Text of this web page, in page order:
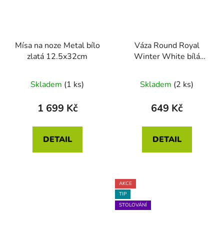
Mísa na noze Metal bílo
zlatá 12.5x32cm
Skladem (1 ks)
1 699 Kč
DETAIL
Váza Round Royal
Winter White bílá
Skladem (2 ks)
649 Kč
DETAIL
AKCE
TIP
STOLOVÁNÍ